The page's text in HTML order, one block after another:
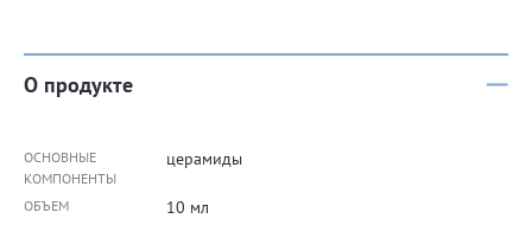
О продукте
ОСНОВНЫЕ
КОМПОНЕНТЫ
церамиды
ОБЪЕМ 10 мл